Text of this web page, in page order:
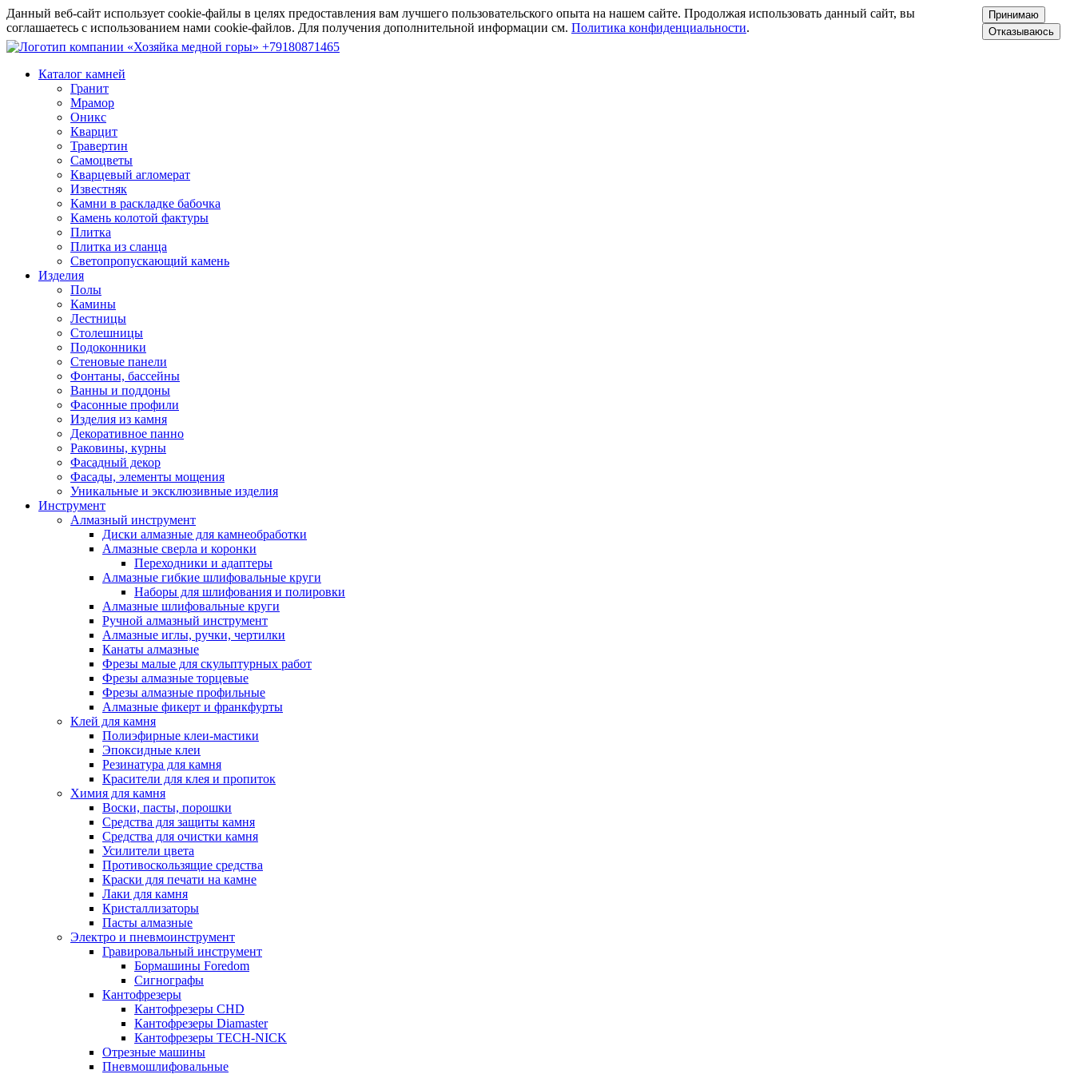
Данный веб-сайт использует cookie-файлы в целях предоставления вам лучшего пользовательского опыта на нашем сайте. Продолжая использовать данный сайт, вы
соглашаетесь с использованием нами cookie-файлов. Для получения дополнительной информации см. Политика конфиденциальности.
Принимаю
Отказываюсь
+79180871465
Каталог камней
Гранит
Мрамор
Оникс
Кварцит
Травертин
Самоцветы
Кварцевый агломерат
Известняк
Камни в раскладке бабочка
Камень колотой фактуры
Плитка
Плитка из сланца
Светопропускающий камень
Изделия
Полы
Камины
Лестницы
Столешницы
Подоконники
Стеновые панели
Фонтаны, бассейны
Ванны и поддоны
Фасонные профили
Изделия из камня
Декоративное панно
Раковины, курны
Фасадный декор
Фасады, элементы мощения
Уникальные и эксклюзивные изделия
Инструмент
Алмазный инструмент
Диски алмазные для камнеобработки
Алмазные сверла и коронки
Переходники и адаптеры
Алмазные гибкие шлифовальные круги
Наборы для шлифования и полировки
Алмазные шлифовальные круги
Ручной алмазный инструмент
Алмазные иглы, ручки, чертилки
Канаты алмазные
Фрезы малые для скульптурных работ
Фрезы алмазные торцевые
Фрезы алмазные профильные
Алмазные фикерт и франкфурты
Клей для камня
Полиэфирные клеи-мастики
Эпоксидные клеи
Резинатура для камня
Красители для клея и пропиток
Химия для камня
Воски, пасты, порошки
Средства для защиты камня
Средства для очистки камня
Усилители цвета
Противоскользящие средства
Краски для печати на камне
Лаки для камня
Кристаллизаторы
Пасты алмазные
Электро и пневмоинструмент
Гравировальный инструмент
Бормашины Foredom
Сигнографы
Кантофрезеры
Кантофрезеры CHD
Кантофрезеры Diamaster
Кантофрезеры TECH-NICK
Отрезные машины
Пневмошлифовальные